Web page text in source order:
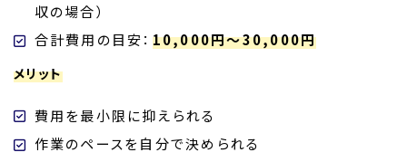
収の場合）
合計費用の目安： 10,000円～30,000円
メリット
費用を最小限に抑えられる
作業のペースを自分で決められる